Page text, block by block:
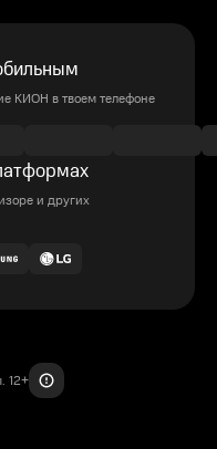
КИОН в твоем телефоне
и других
12+